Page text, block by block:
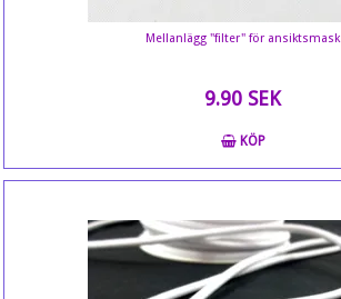
Mellanlägg "filter" för ansiktsmask
9.90 SEK
KÖP